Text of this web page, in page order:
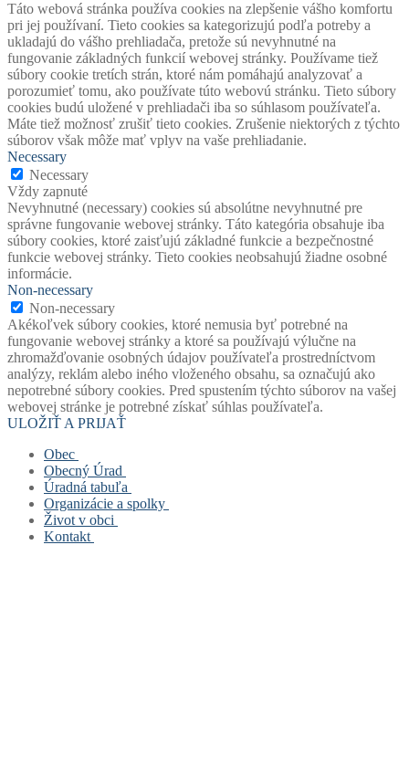
Táto webová stránka používa cookies na zlepšenie vášho komfortu
pri jej používaní. Tieto cookies sa kategorizujú podľa potreby a
ukladajú do vášho prehliadača, pretože sú nevyhnutné na
fungovanie základných funkcií webovej stránky. Používame tiež
súbory cookie tretích strán, ktoré nám pomáhajú analyzovať a
porozumieť tomu, ako používate túto webovú stránku. Tieto súbory
cookies budú uložené v prehliadači iba so súhlasom používateľa.
Máte tiež možnosť zrušiť tieto cookies. Zrušenie niektorých z týchto
súborov však môže mať vplyv na vaše prehliadanie.
Necessary
Necessary
Vždy zapnuté
Nevyhnutné (necessary) cookies sú absolútne nevyhnutné pre
správne fungovanie webovej stránky. Táto kategória obsahuje iba
súbory cookies, ktoré zaisťujú základné funkcie a bezpečnostné
funkcie webovej stránky. Tieto cookies neobsahujú žiadne osobné
informácie.
Non-necessary
Non-necessary
Akékoľvek súbory cookies, ktoré nemusia byť potrebné na
fungovanie webovej stránky a ktoré sa používajú výlučne na
zhromažďovanie osobných údajov používateľa prostredníctvom
analýzy, reklám alebo iného vloženého obsahu, sa označujú ako
nepotrebné súbory cookies. Pred spustením týchto súborov na vašej
webovej stránke je potrebné získať súhlas používateľa.
ULOŽIŤ A PRIJAŤ
Obec
Stará verzia webu
História obce
Mapový portál obce
Štatút obce
Symboly obce
Obecný Úrad
Obecný úrad
Starosta obce
Zástupca starostu
Hlavný kontrolór
Úradná tabuľa
Úradná tabuľa
Povinne zverejňované dokumenty
Civilná ochrana
Organizácie a spolky
Základná a materská škola
Obecná knižnica
Život v obci
Život v obci
Kontakt